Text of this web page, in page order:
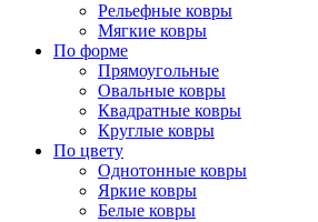
Рельефные ковры
Мягкие ковры
По форме
Прямоугольные
Овальные ковры
Квадратные ковры
Круглые ковры
По цвету
Однотонные ковры
Яркие ковры
Белые ковры